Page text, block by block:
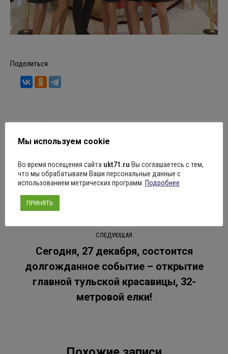
Поделиться
Рубрика:Новости 26.12.2019 Оставить комментарий
Навигация
по
записям
ПРЕДЫДУЩАЯ
На улице Металлистов в Туле наряжают
необычные новогодние ёлки
СЛЕДУЮЩАЯ
запись:
Сегодня, 27 декабря, состоится
долгожданное событие – открытие
главной тульской красавицы, 32-
метровой елки!
Мы используем cookie
Во время посещения сайта ukt71.ru Вы соглашаетесь с тем,
что мы обрабатываем Ваши персональные данные с
использованием метрических программ. Подробнее
ПРИНЯТЬ